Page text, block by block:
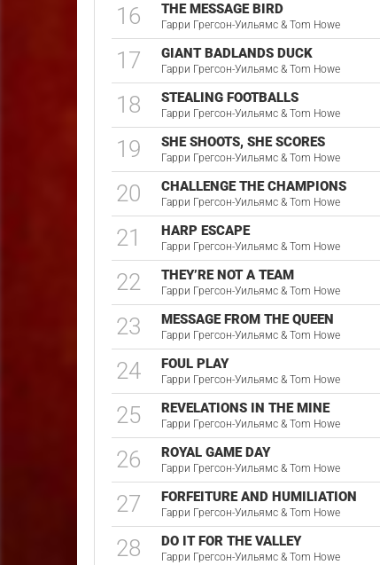
16 THE MESSAGE BIRD
Гарри Грегсон-Уильямс & Tom Howe
17 GIANT BADLANDS DUCK
Гарри Грегсон-Уильямс & Tom Howe
18 STEALING FOOTBALLS
Гарри Грегсон-Уильямс & Tom Howe
19 SHE SHOOTS, SHE SCORES
Гарри Грегсон-Уильямс & Tom Howe
20 CHALLENGE THE CHAMPIONS
Гарри Грегсон-Уильямс & Tom Howe
21 HARP ESCAPE
Гарри Грегсон-Уильямс & Tom Howe
22 THEY’RE NOT A TEAM
Гарри Грегсон-Уильямс & Tom Howe
23 MESSAGE FROM THE QUEEN
Гарри Грегсон-Уильямс & Tom Howe
24 FOUL PLAY
Гарри Грегсон-Уильямс & Tom Howe
25 REVELATIONS IN THE MINE
Гарри Грегсон-Уильямс & Tom Howe
26 ROYAL GAME DAY
Гарри Грегсон-Уильямс & Tom Howe
27 FORFEITURE AND HUMILIATION
Гарри Грегсон-Уильямс & Tom Howe
28 DO IT FOR THE VALLEY
Гарри Грегсон-Уильямс & Tom Howe